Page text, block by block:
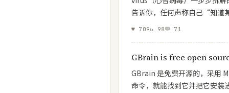
告诉你，任何声称自己“知道
♥ 709↻ 98💬 71
GBrain is free open
GBrain 是免费开源的，采用
命令，就能找到它并把它安装